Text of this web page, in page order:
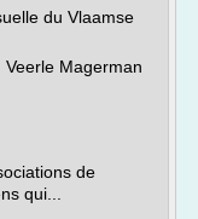
du Vlaamse
Magerman
de
qui...